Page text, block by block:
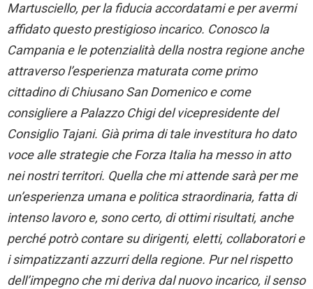
Martusciello, per la fiducia accordatami e per avermi
affidato questo prestigioso incarico. Conosco la
Campania e le potenzialità della nostra regione anche
attraverso l’esperienza maturata come primo
cittadino di Chiusano San Domenico e come
consigliere a Palazzo Chigi del vicepresidente del
Consiglio Tajani. Già prima di tale investitura ho dato
voce alle strategie che Forza Italia ha messo in atto
nei nostri territori. Quella che mi attende sarà per me
un’esperienza umana e politica straordinaria, fatta di
intenso lavoro e, sono certo, di ottimi risultati, anche
perché potrò contare su dirigenti, eletti, collaboratori e
i simpatizzanti azzurri della regione. Pur nel rispetto
dell’impegno che mi deriva dal nuovo incarico, il senso